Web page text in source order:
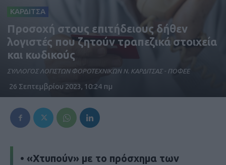
ΚΑΡΔΙΤΣΑ
Προσοχή στους επιτήδειους δήθεν
λογιστές που ζητούν τραπεζικά στοιχεία
και κωδικούς
ΣΥΛΛΟΓΟΣ ΛΟΓΙΣΤΩΝ ΦΟΡΟΤΕΧΝΙΚΩΝ Ν. ΚΑΡΔΙΤΣΑΣ - ΠΟΦΕΕ
26 Σεπτεμβρίου 2023, 10:24 πμ
• «Χτυπούν» με το πρόσχημα των